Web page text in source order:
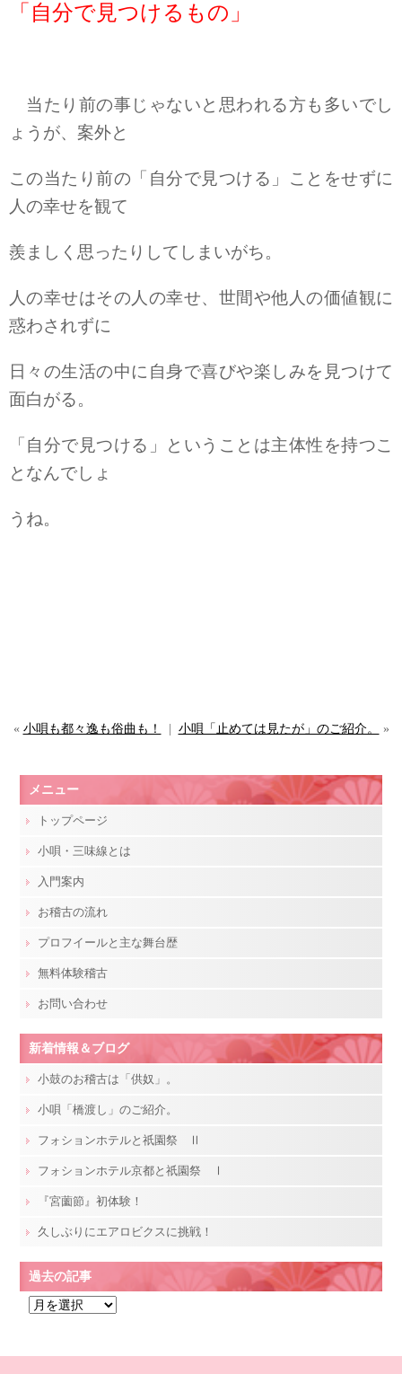
「自分で見つけるもの」
当たり前の事じゃないと思われる方も多いでし
ょうが、案外と
この当たり前の「自分で見つける」ことをせずに
人の幸せを観て
羨ましく思ったりしてしまいがち。
人の幸せはその人の幸せ、世間や他人の価値観に
惑わされずに
日々の生活の中に自身で喜びや楽しみを見つけて
面白がる。
「自分で見つける」ということは主体性を持つこ
となんでしょ
うね。
« 小唄も都々逸も俗曲も！ 小唄「止めては見たが」のご紹介。 »
メニュー
トップページ
小唄・三味線とは
入門案内
お稽古の流れ
プロフイールと主な舞台歴
無料体験稽古
お問い合わせ
新着情報＆ブログ
小鼓のお稽古は「供奴」。
小唄「橋渡し」のご紹介。
フォションホテルと祇園祭 Ⅱ
フォションホテル京都と祇園祭 Ⅰ
『宮薗節』初体験！
久しぶりにエアロビクスに挑戦！
過去の記事